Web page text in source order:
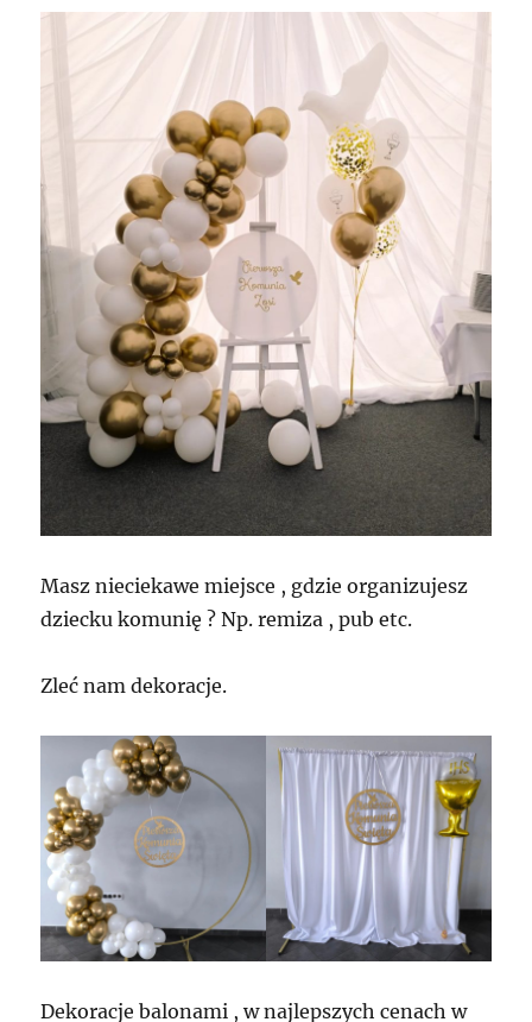
Masz nieciekawe miejsce , gdzie organizujesz
dziecku komunię ? Np. remiza , pub etc.
Zleć nam dekoracje.
Dekoracje balonami , w najlepszych cenach w